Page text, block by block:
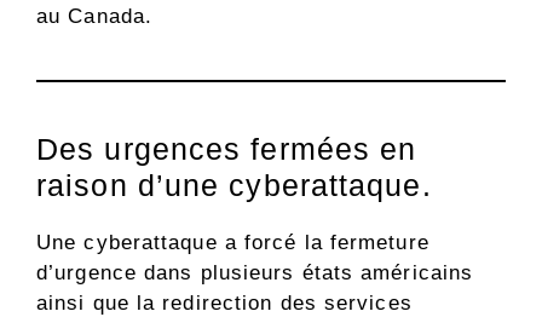
au Canada.
Des urgences fermées en
raison d’une cyberattaque.
Une cyberattaque a forcé la fermeture
d’urgence dans plusieurs états américains
ainsi que la redirection des services